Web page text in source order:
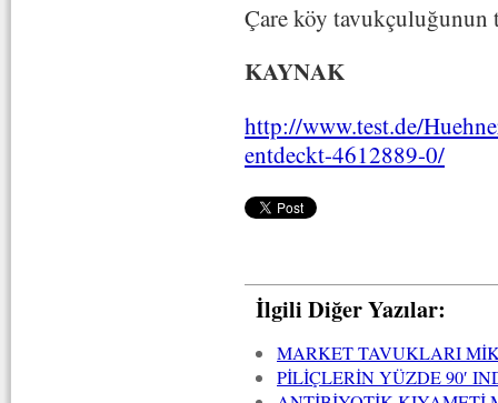
Çare köy
KAYNAK
http://www.test.de/
entdeckt-4612889-0/
İlgili Diğer Yazılar:
MARKET TAVUKLARI
PİLİÇLERİN YÜZDE 90′